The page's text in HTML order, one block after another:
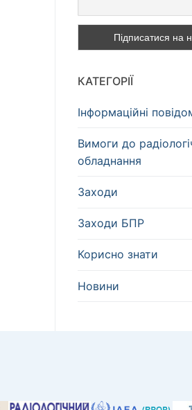
КАТЕГОРІЇ
Інформаційні
Вимоги до
обладнання
Заходи
Заходи БПР
Корисно знати
Новини